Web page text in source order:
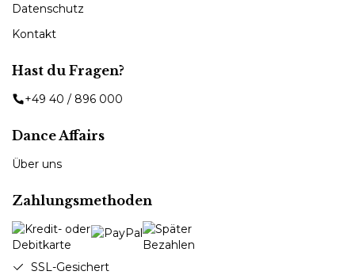
Datenschutz
Kontakt
Hast du Fragen?
+49 40 / 896 000
Dance Affairs
Über uns
Zahlungsmethoden
SSL-Gesichert